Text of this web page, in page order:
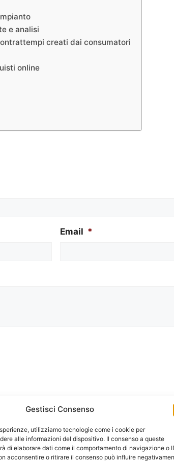
Gestisci Consenso
utilizziamo tecnologie come i cookie per
alle informazioni del dispositivo. Il consenso a queste
di elaborare dati come il comportamento di navigazione o
acconsentire o ritirare il consenso può influire
e analisi
creati dai consumatori
online
Email *
dati da questo sito web.